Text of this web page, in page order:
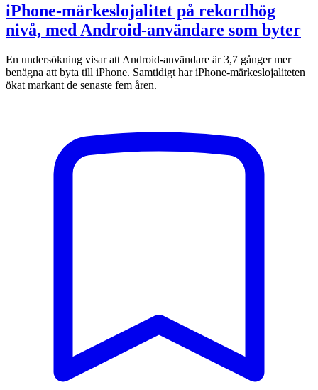
iPhone-märkeslojalitet på rekordhög
nivå, med Android-användare som byter
En undersökning visar att Android-användare är 3,7 gånger mer
benägna att byta till iPhone. Samtidigt har iPhone-märkeslojaliteten
ökat markant de senaste fem åren.